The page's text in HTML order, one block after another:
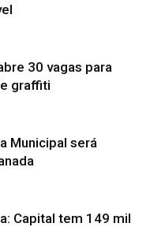
30 vagas para
graffiti
Municipal será
Capital tem 149 mil